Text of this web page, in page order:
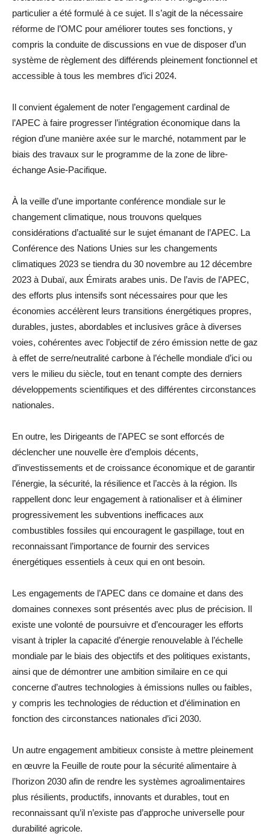
particulier a été formulé à ce sujet. Il s’agit de la nécessaire
réforme de l’OMC pour améliorer toutes ses fonctions, y
compris la conduite de discussions en vue de disposer d’un
système de règlement des différends pleinement fonctionnel et
accessible à tous les membres d’ici 2024.
Il convient également de noter l’engagement cardinal de
l’APEC à faire progresser l’intégration économique dans la
région d’une manière axée sur le marché, notamment par le
biais des travaux sur le programme de la zone de libre-
échange Asie-Pacifique.
À la veille d’une importante conférence mondiale sur le
changement climatique, nous trouvons quelques
considérations d’actualité sur le sujet émanant de l’APEC. La
Conférence des Nations Unies sur les changements
climatiques 2023 se tiendra du 30 novembre au 12 décembre
2023 à Dubaï, aux Émirats arabes unis. De l’avis de l’APEC,
des efforts plus intensifs sont nécessaires pour que les
économies accélèrent leurs transitions énergétiques propres,
durables, justes, abordables et inclusives grâce à diverses
voies, cohérentes avec l’objectif de zéro émission nette de gaz
à effet de serre/neutralité carbone à l’échelle mondiale d’ici ou
vers le milieu du siècle, tout en tenant compte des derniers
développements scientifiques et des différentes circonstances
nationales.
En outre, les Dirigeants de l’APEC se sont efforcés de
déclencher une nouvelle ère d’emplois décents,
d’investissements et de croissance économique et de garantir
l’énergie, la sécurité, la résilience et l’accès à la région. Ils
rappellent donc leur engagement à rationaliser et à éliminer
progressivement les subventions inefficaces aux
combustibles fossiles qui encouragent le gaspillage, tout en
reconnaissant l’importance de fournir des services
énergétiques essentiels à ceux qui en ont besoin.
Les engagements de l’APEC dans ce domaine et dans des
domaines connexes sont présentés avec plus de précision. Il
existe une volonté de poursuivre et d’encourager les efforts
visant à tripler la capacité d’énergie renouvelable à l’échelle
mondiale par le biais des objectifs et des politiques existants,
ainsi que de démontrer une ambition similaire en ce qui
concerne d’autres technologies à émissions nulles ou faibles,
y compris les technologies de réduction et d’élimination en
fonction des circonstances nationales d’ici 2030.
Un autre engagement ambitieux consiste à mettre pleinement
en œuvre la Feuille de route pour la sécurité alimentaire à
l’horizon 2030 afin de rendre les systèmes agroalimentaires
plus résilients, productifs, innovants et durables, tout en
reconnaissant qu’il n’existe pas d’approche universelle pour
durabilité agricole.